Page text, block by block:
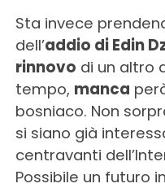
Sta invece
dell’addio di Edin
rinnovo di un altro
tempo, manca
bosniaco. Non
si siano già
centravanti
Possibile un futuro in